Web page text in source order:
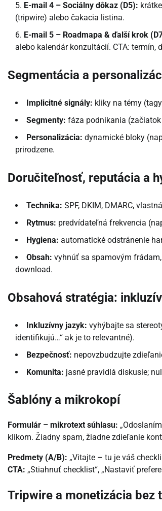
E-mail 4 – Sociálny dôkaz (D5):
(tripwire) alebo čakacia listina.
E-mail 5 – Roadmapa & ďalší krok
alebo kalendár konzultácií. CTA: termín,
Segmentácia a
Implicitné signály: kliky na témy
Segmenty: fáza podnikania
Personalizácia: dynamické bloky
prirodzene.
Doručiteľnosť, reputácia a
Technika: SPF, DKIM, DMARC,
Rytmus: predvídateľná frekvencia
Hygiena: automatické odstránenie
Obsah: vyhnúť sa spamovým
download.
Obsahová stratégia:
Inkluzívny jazyk: vyhýbajte sa
identifikujú…“ ak je to relevantné).
Bezpečnosť: nepovzbudzujte
Komunita: jasné pravidlá diskusie;
Šablóny a mikrokopí
Formulár – mikrotext súhlasu:
klikom. Žiadny spam, žiadne zdieľanie
Predmety (A/B): „Vitajte – tu je váš
CTA: „Stiahnuť checklist“, „Nastaviť
Tripwire a monetizácia bez